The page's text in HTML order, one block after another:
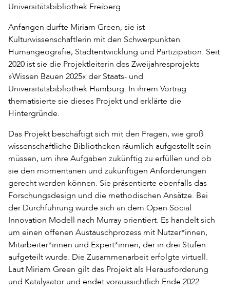
Universitätsbibliothek Freiberg.
Anfangen durfte Miriam Green, sie ist
Kulturwissenschaftlerin mit den Schwerpunkten
Humangeografie, Stadtentwicklung und Partizipation. Seit
2020 ist sie die Projektleiterin des Zweijahresprojekts
»Wissen Bauen 2025« der Staats- und
Universitätsbibliothek Hamburg. In ihrem Vortrag
thematisierte sie dieses Projekt und erklärte die
Hintergründe.
Das Projekt beschäftigt sich mit den Fragen, wie groß
wissenschaftliche Bibliotheken räumlich aufgestellt sein
müssen, um ihre Aufgaben zukünftig zu erfüllen und ob
sie den momentanen und zukünftigen Anforderungen
gerecht werden können. Sie präsentierte ebenfalls das
Forschungsdesign und die methodischen Ansätze. Bei
der Durchführung wurde sich an dem Open Social
Innovation Modell nach Murray orientiert. Es handelt sich
um einen offenen Austauschprozess mit Nutzer*innen,
Mitarbeiter*innen und Expert*innen, der in drei Stufen
aufgeteilt wurde. Die Zusammenarbeit erfolgte virtuell.
Laut Miriam Green gilt das Projekt als Herausforderung
und Katalysator und endet voraussichtlich Ende 2022.